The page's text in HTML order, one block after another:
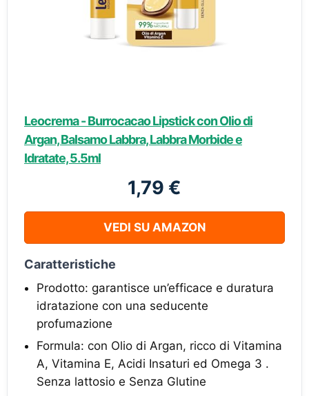
Leocrema - Burrocacao Lipstick con Olio di
Argan, Balsamo Labbra, Labbra Morbide e
Idratate, 5.5ml
1,79 €
VEDI SU AMAZON
Caratteristiche
Prodotto: garantisce un’efficace e duratura
idratazione con una seducente
profumazione
Formula: con Olio di Argan, ricco di Vitamina
A, Vitamina E, Acidi Insaturi ed Omega 3 .
Senza lattosio e Senza Glutine